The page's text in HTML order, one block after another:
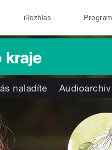
iRozhlas Program
naladíte Audioarchiv